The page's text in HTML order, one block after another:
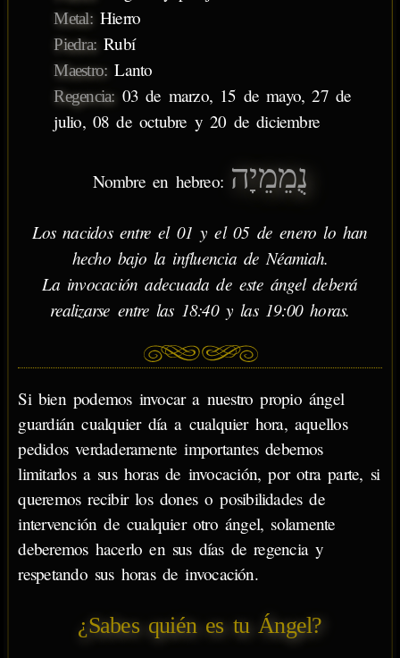
Metal:Hierro
Piedra: Rubí
Maestro: Lanto
Regencia: 03 de marzo, 15 de mayo, 27 de
julio, 08 de octubre y 20 de diciembre
Nombre en hebreo: נֻמֵמֵיָה
Los nacidos entre el 01 y el 05 de enero lo han
hecho bajo la influencia de Néamiah.
La invocación adecuada de este ángel deberá
realizarse entre las 18:40 y las 19:00 horas.
Si bien podemos invocar a nuestro propio ángel
guardián cualquier día a cualquier hora, aquellos
pedidos verdaderamente importantes debemos
limitarlos a sus horas de invocación, por otra parte, si
queremos recibir los dones o posibilidades de
intervención de cualquier otro ángel, solamente
deberemos hacerlo en sus días de regencia y
respetando sus horas de invocación.
¿Sabes quién es tu Ángel?